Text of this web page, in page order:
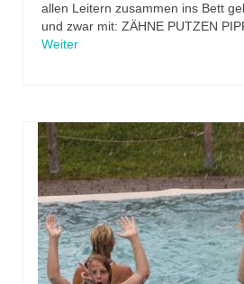
allen Leitern zusammen ins Bett
und zwar mit: ZÄHNE PUTZEN
Weiter